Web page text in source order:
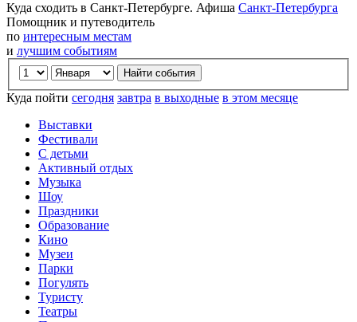
Куда сходить в Санкт-Петербурге. Афиша Санкт-Петербурга
Помощник и путеводитель
по интересным местам
и лучшим событиям
Куда пойти сегодня завтра в выходные в этом месяце
Выставки
Фестивали
С детьми
Активный отдых
Музыка
Шоу
Праздники
Образование
Кино
Музеи
Парки
Погулять
Туристу
Театры